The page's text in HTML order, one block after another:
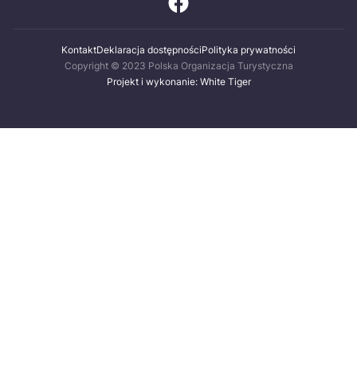
KontaktDeklaracja dostępnościPolityka prywatności
Copyright © 2023 Polska Organizacja Turystyczna
Projekt i wykonanie: White Tiger